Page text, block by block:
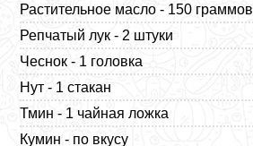
Растительное масло - 150 граммов
Репчатый лук - 2 штуки
Чеснок - 1 головка
Нут - 1 стакан
Тмин - 1 чайная ложка
Кумин - по вкусу